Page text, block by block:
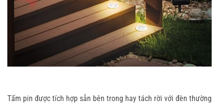
Tấm pin được tích hợp sẵn bên trong hay tách rời với đèn thường